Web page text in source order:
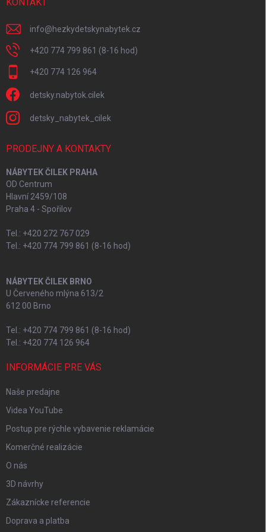
info@hezkydetskynabytek.cz
+420 774 799 861 (8-16 hod)
+420 774 126 964
detsky.nabytok.cilek
detsky_nabytek_cilek
PRODEJNY A KONTAKTY
NÁBYTEK ČILEK PRAHA
OD Centrum
Hlavní 2459/108
Praha 4 - Spořilov
Tel.: +420 272 767 029
Tel.: +420 774 799 861 (8-16 hod)
NÁBYTEK ČILEK BRNO
U Červeného mlýna 613/2
612 00 Brno
Tel.: +420 774 799 861 (8-16 hod)
Tel.: +420 774 126 964
INFORMÁCIE PRE VÁS
Naše predajne
Videa YouTube
Postup pre rýchle vybavenie reklamácie
Komerčné realizácie
O nás
3D návrhy
Zákaznícke referencie
Doprava a platba